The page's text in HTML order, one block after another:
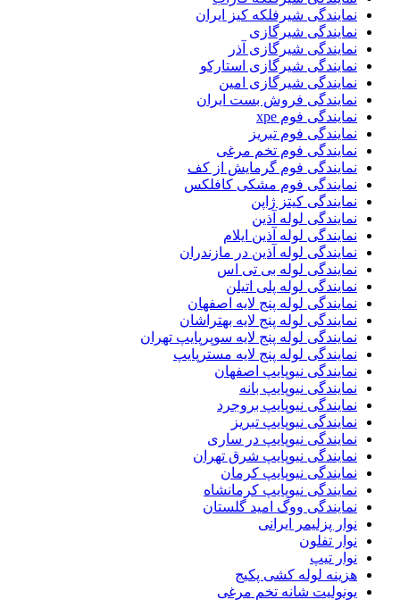
نمایندگی شیرفلکه کیز ایران
نمایندگی شیرگازی
نمایندگی شیرگازی آذر
نمایندگی شیرگازی استارکو
نمایندگی شیرگازی امین
نمایندگی فروش بست ایران
نمایندگی فوم xpe
نمایندگی فوم تبریز
نمایندگی فوم تخم مرغی
نمایندگی فوم گرمایش از کف
نمایندگی فوم مشکی کافلکس
نمایندگی کیتز ژاپن
نمایندگی لوله آذین
نمایندگی لوله آذین ایلام
نمایندگی لوله آذین در مازندران
نمایندگی لوله بی تی اس
نمایندگی لوله پلی اتیلن
نمایندگی لوله پنج لایه اصفهان
نمایندگی لوله پنج لایه بهتراشان
نمایندگی لوله پنج لایه سوپرپایپ تهران
نمایندگی لوله پنج لایه مسترپایپ
نمایندگی نیوپایپ اصفهان
نمایندگی نیوپایپ بانه
نمایندگی نیوپایپ بروجرد
نمایندگی نیوپایپ تبریز
نمایندگی نیوپایپ در ساری
نمایندگی نیوپایپ شرق تهران
نمایندگی نیوپایپ کرمان
نمایندگی نیوپایپ کرمانشاه
نمایندگی ووگ امید گلستان
نوار پزلیمر ایرانی
نوار تفلون
نوار تیپ
هزینه لوله کشی پکیج
یونولیت شانه تخم مرغی